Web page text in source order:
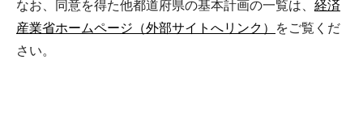
なお、同意を得た他都道府県の基本計画の一覧は、 経済
産業省ホームページ（外部サイトへリンク）
をご覧くだ
さい。